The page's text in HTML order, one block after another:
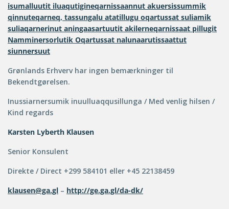
isumalluutit iluaqutigineqarnissaannut akuersissummik
qinnuteqarneq, tassungalu atatillugu oqartussat suliamik
suliaqarnerinut aningaasartuutit akilerneqarnissaat pillugit
Namminersorlutik Oqartussat nalunaarutissaattut
siunnersuut
Grønlands Erhverv har ingen bemærkninger til
Bekendtgørelsen.
Inussiarnersumik inuulluaqqusillunga / Med venlig hilsen /
Kind regards
Karsten Lyberth Klausen
Senior Konsulent
Direkte / Direct +299 584101 eller +45 22138459
klausen@ga.gl – http://ge.ga.gl/da-dk/